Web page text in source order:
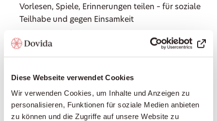
Diese Webseite verwendet Cookies
Wir verwenden Cookies, um Inhalte und Anzeigen zu
personalisieren, Funktionen für soziale Medien anbieten
zu können und die Zugriffe auf unsere Website zu
Vorlesen, Spiele, Erinnerungen teilen – für soziale
Teilhabe und gegen Einsamkeit
Wäsche waschen, leichte Reinigungsarbeiten
Spaziergänge, Kulturveranstaltungen – immer an
Einkaufen und Mahlzeiten zubereiten:
Frische,
gesunde Ernährung nach Ihrem Geschmack